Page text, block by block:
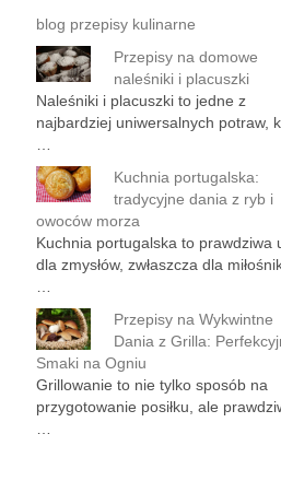
blog przepisy kulinarne
Przepisy na domowe
naleśniki i placuszki
Naleśniki i placuszki to jedne z
najbardziej uniwersalnych potraw,
Kuchnia portugalska:
tradycyjne dania z ryb i
owoców morza
Kuchnia portugalska to prawdziwa
dla zmysłów, zwłaszcza dla
Przepisy na Wykwintne
Dania z Grilla:
Smaki na Ogniu
Grillowanie to nie tylko sposób na
przygotowanie posiłku, ale